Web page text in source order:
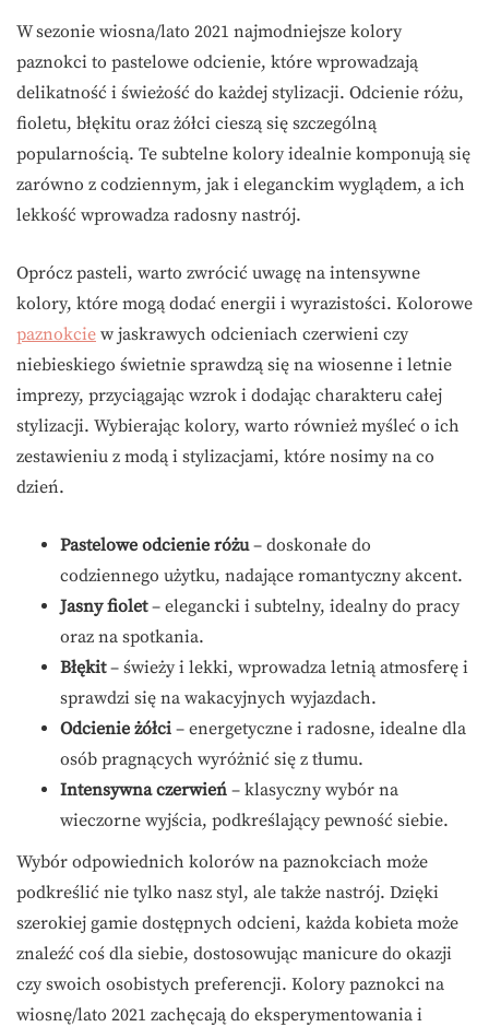
W sezonie wiosna/lato 2021 najmodniejsze kolory
paznokci to pastelowe odcienie, które wprowadzają
delikatność i świeżość do każdej stylizacji. Odcienie różu,
fioletu, błękitu oraz żółci cieszą się szczególną
popularnością. Te subtelne kolory idealnie komponują się
zarówno z codziennym, jak i eleganckim wyglądem, a ich
lekkość wprowadza radosny nastrój.
Oprócz pasteli, warto zwrócić uwagę na intensywne
kolory, które mogą dodać energii i wyrazistości. Kolorowe
paznokcie w jaskrawych odcieniach czerwieni czy
niebieskiego świetnie sprawdzą się na wiosenne i letnie
imprezy, przyciągając wzrok i dodając charakteru całej
stylizacji. Wybierając kolory, warto również myśleć o ich
zestawieniu z modą i stylizacjami, które nosimy na co
dzień.
Pastelowe odcienie różu– doskonałe do
codziennego użytku, nadające romantyczny akcent.
Jasny fiolet– elegancki i subtelny, idealny do pracy
oraz na spotkania.
Błękit– świeży i lekki, wprowadza letnią atmosferę i
sprawdzi się na wakacyjnych wyjazdach.
Odcienie żółci – energetyczne i radosne, idealne dla
osób pragnących wyróżnić się z tłumu.
Intensywna czerwień – klasyczny wybór na
wieczorne wyjścia, podkreślający pewność siebie.
Wybór odpowiednich kolorów na paznokciach może
podkreślić nie tylko nasz styl, ale także nastrój. Dzięki
szerokiej gamie dostępnych odcieni, każda kobieta może
znaleźć coś dla siebie, dostosowując manicure do okazji
czy swoich osobistych preferencji. Kolory paznokci na
wiosnę/lato 2021 zachęcają do eksperymentowania i